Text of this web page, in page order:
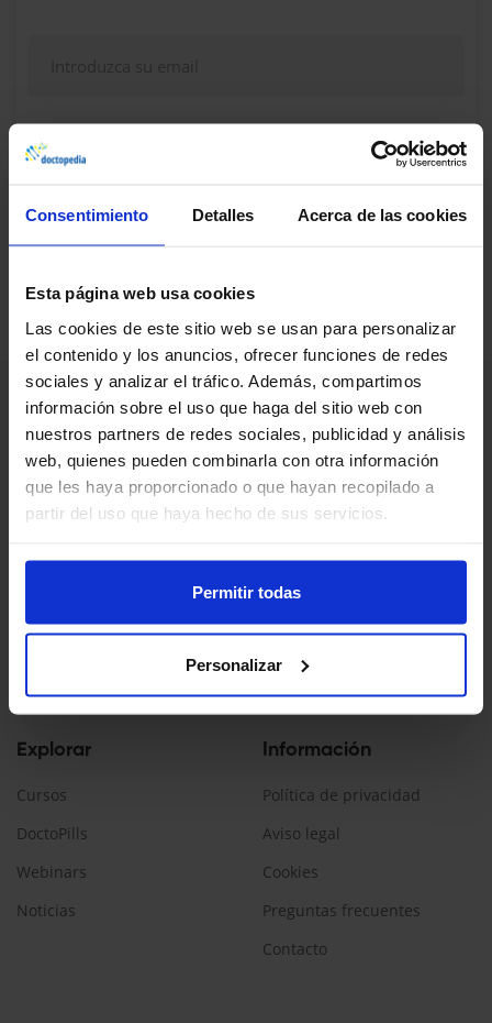
Consentimiento Detalles Acerca de las cookies
Esta página web usa cookies
Las cookies de este sitio web se usan para personalizar
el contenido y los anuncios, ofrecer funciones de redes
sociales y analizar el tráfico. Además, compartimos
información sobre el uso que haga del sitio web con
nuestros partners de redes sociales, publicidad y análisis
web, quienes pueden combinarla con otra información
que les haya proporcionado o que hayan recopilado a
partir del uso que haya hecho de sus servicios.
Permitir todas
Personalizar
¿Dudas, problemas? Consulte nuestra sección de
Preguntas frecuentes
profesionales sanitarios, que prescriban/dispensen
medicamentos en España.
Explorar
Cursos
DoctoPills
Webinars
Noticias
Información
Política de privacidad
Aviso legal
Cookies
Preguntas frecuentes
Contacto